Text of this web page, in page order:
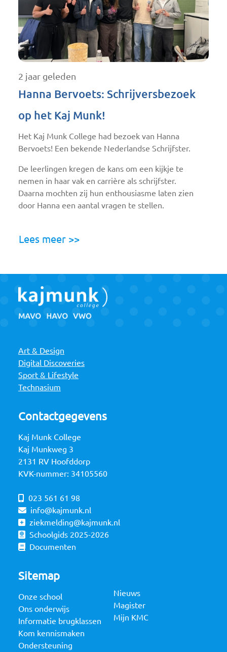
2 jaar geleden
Hanna Bervoets: Schrijversbezoek
op het Kaj Munk!
Het Kaj Munk College had bezoek van Hanna
Bervoets! Een bekende Nederlandse Schrijfster.
De leerlingen kregen de kans om een kijkje te
nemen in haar vak en carrière als schrijfster.
Daarna mochten zij hun enthousiasme laten zien
door Hanna een aantal vragen te stellen.
Lees meer >>
Art & Design
Digital Discoveries
Sport & Lifestyle
Technasium
Contactgegevens
Kaj Munk College
Kaj Munkweg 3
2131 RV Hoofddorp
KVK-nummer: 34105560
023 561 61 98
info@kajmunk.nl
ziekmelding@kajmunk.nl
Schoolgids 2025-2026
Documenten
Sitemap
Onze school
Ons onderwijs
Informatie brugklassen
Kom kennismaken
Ondersteuning
Nieuws
Magister
Mijn KMC